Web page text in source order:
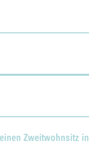
Zweitwohnsitz in